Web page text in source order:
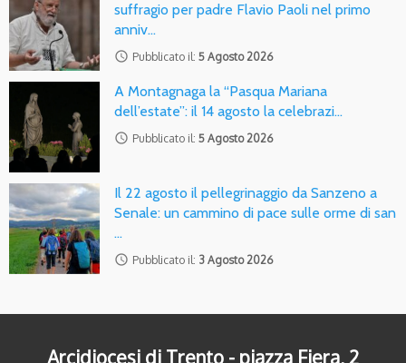
suffragio per padre Flavio Paoli nel primo
anniv…
access_time Pubblicato il: 5 Agosto 2026
A Montagnaga la “Pasqua Mariana
dell’estate”: il 14 agosto la celebrazi…
access_time Pubblicato il: 5 Agosto 2026
Il 22 agosto il pellegrinaggio da Sanzeno a
Senale: un cammino di pace sulle orme di san
…
access_time Pubblicato il: 3 Agosto 2026
Arcidiocesi di Trento - piazza Fiera, 2